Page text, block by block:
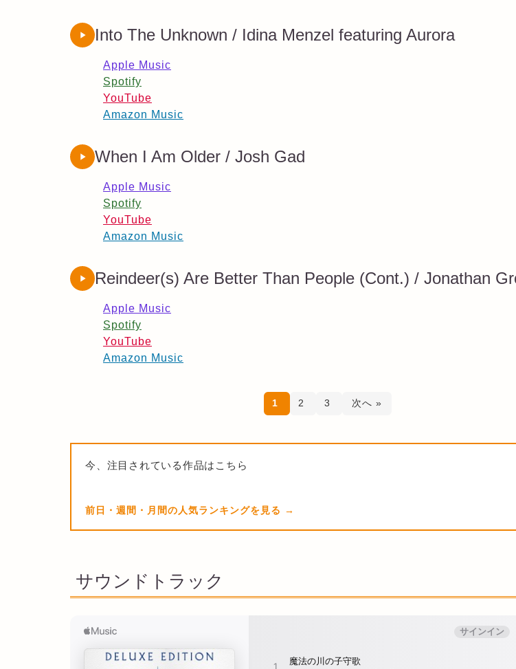
Into The Unknown / Idina Menzel featuring Aurora
Apple Music
Spotify
YouTube
Amazon Music
When I Am Older / Josh Gad
Apple Music
Spotify
YouTube
Amazon Music
Reindeer(s) Are Better Than People (Cont.) / Jonathan
Apple Music
Spotify
YouTube
Amazon Music
1 2 3 次へ »
今、注目されている作品はこちら
前日・週間・月間の人気ランキングを見る
サウンドトラック